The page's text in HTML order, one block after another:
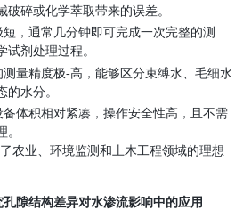
破碎或化学萃取带来的误差。
短，通常几分钟即可完成一次完整的测
试剂处理过程。
测量精度极-高，能够区分束缚水、毛细水
的水分。
备体积相对紧凑，操作安全性高，且不需
农业、环境监测和土木工程领域的理想
隙结构差异对水渗流影响中的应用